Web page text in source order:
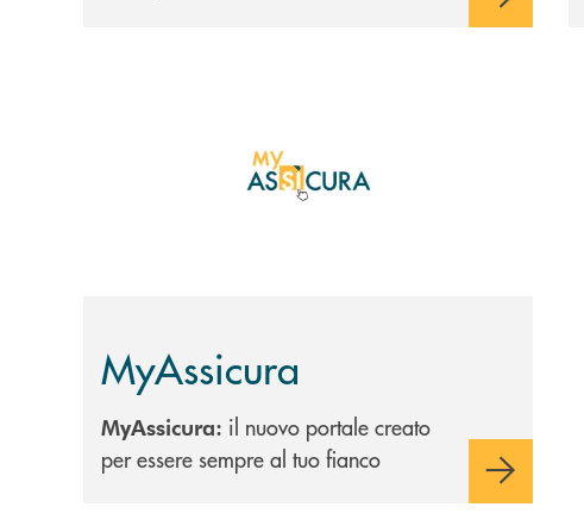
MyAssicura
MyAssicura: il nuovo portale creato
per essere sempre al tuo fianco